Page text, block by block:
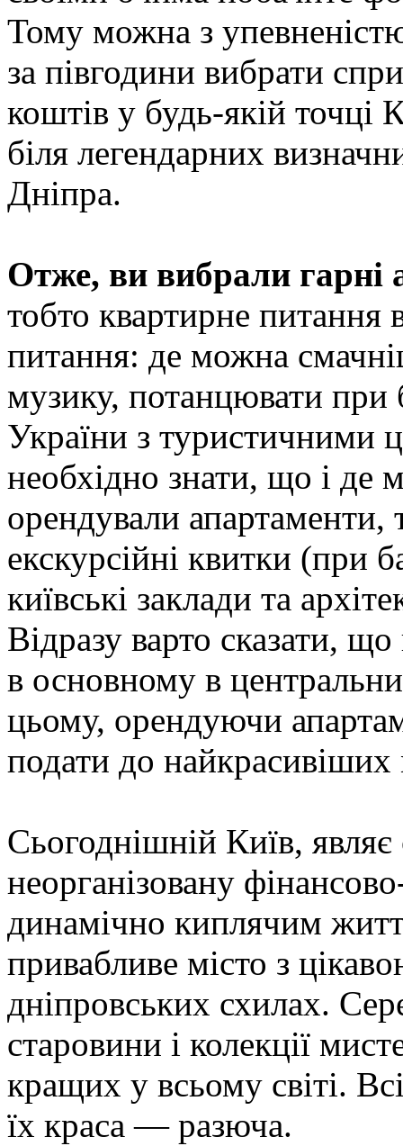
Тому можна з
за півгодини вибрати
коштів у будь-якій точці
біля легендарних
Дніпра.
Отже, ви вибрали гарні
тобто квартирне питання
питання: де можна
музику, потанцювати при
України з туристичними
необхідно знати, що і
орендували апартаменти,
екскурсійні квитки (при
київські заклади та
Відразу варто сказати, що
в основному в
цьому, орендуючи
подати до найкрасивіших
Сьогоднішній Київ,
неорганізовану
динамічно киплячим
привабливе місто з
дніпровських схилах.
старовини і колекції
кращих у всьому світі.
їх краса — разюча.